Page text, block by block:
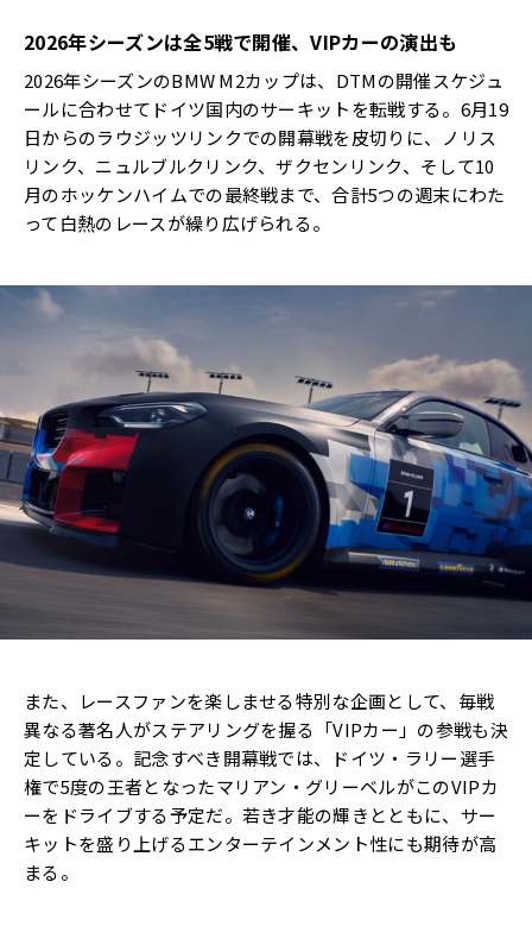
2026年シーズンは全5戦で開催、VIPカーの演出も
2026年シーズンのBMW M2カップは、DTMの開催スケジュ
ールに合わせてドイツ国内のサーキットを転戦する。6月19
日からのラウジッツリンクでの開幕戦を皮切りに、ノリス
リンク、ニュルブルクリンク、ザクセンリンク、そして10
月のホッケンハイムでの最終戦まで、合計5つの週末にわた
って白熱のレースが繰り広げられる。
また、レースファンを楽しませる特別な企画として、毎戦
異なる著名人がステアリングを握る「VIPカー」の参戦も決
定している。記念すべき開幕戦では、ドイツ・ラリー選手
権で5度の王者となったマリアン・グリーベルがこのVIPカ
ーをドライブする予定だ。若き才能の輝きとともに、サー
キットを盛り上げるエンターテインメント性にも期待が高
まる。